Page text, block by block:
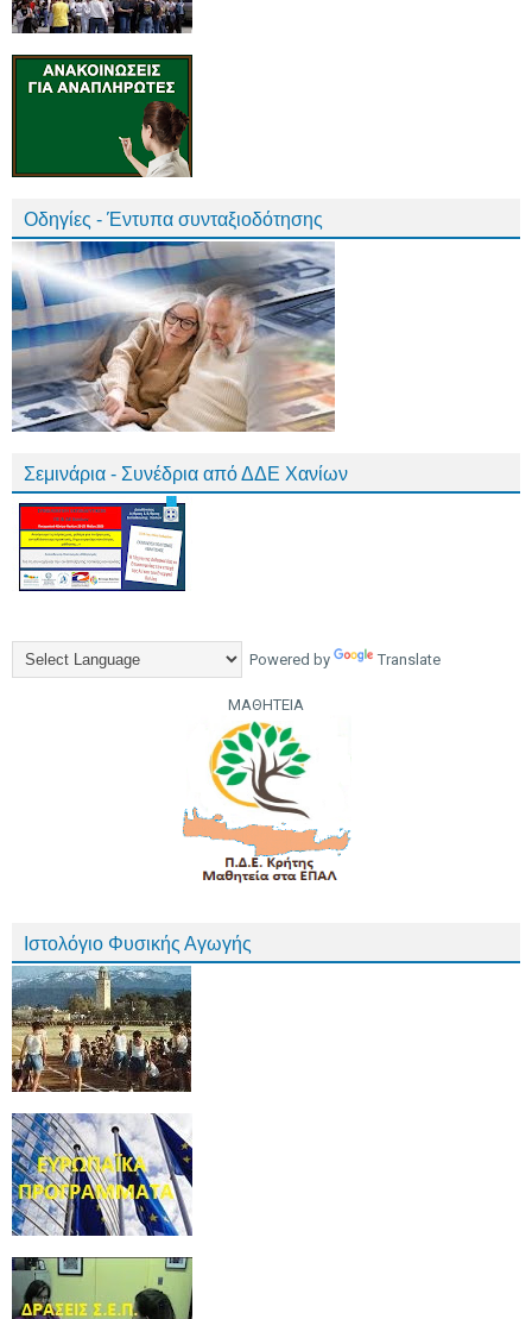
Οδηγίες - Έντυπα συνταξιοδότησης
Σεμινάρια - Συνέδρια από ΔΔΕ Χανίων
Powered by Translate
ΜΑΘΗΤΕΙΑ
Ιστολόγιο Φυσικής Αγωγής